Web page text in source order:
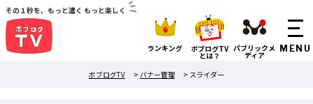
その１秒を、もっと濃く もっと楽しく
ランキング ボブログTV
とは？
パブリックメ
ディア
ボブログTV
> バナー管理 > スライダー